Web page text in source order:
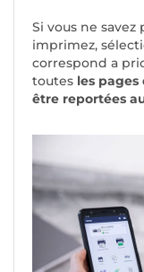
Si vous ne
imprimez,
correspond a
toutes les
être reportées